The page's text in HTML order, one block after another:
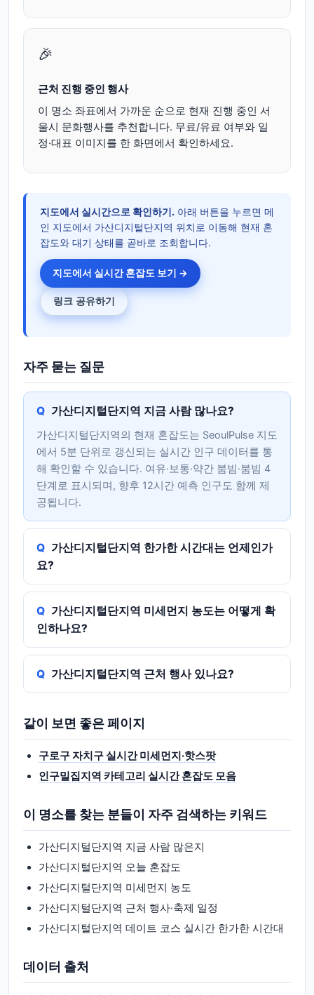
🎉
근처 진행 중인 행사
이 명소 좌표에서 가까운 순으로 현재 진행 중인 서
울시 문화행사를 추천합니다. 무료/유료 여부와 일
정·대표 이미지를 한 화면에서 확인하세요.
지도에서 실시간으로 확인하기. 아래 버튼을 누르면 메
인 지도에서 가산디지털단지역 위치로 이동해 현재 혼
잡도와 대기 상태를 곧바로 조회합니다.
지도에서 실시간 혼잡도 보기 →
링크 공유하기
자주 묻는 질문
가산디지털단지역 지금 사람 많나요?
가산디지털단지역의 현재 혼잡도는 SeoulPulse 지도
에서 5분 단위로 갱신되는 실시간 인구 데이터를 통
해 확인할 수 있습니다. 여유·보통·약간 붐빔·붐빔 4
단계로 표시되며, 향후 12시간 예측 인구도 함께 제
공됩니다.
가산디지털단지역 한가한 시간대는 언제인가
요?
가산디지털단지역 미세먼지 농도는 어떻게 확
인하나요?
가산디지털단지역 근처 행사 있나요?
같이 보면 좋은 페이지
구로구 자치구 실시간 미세먼지·핫스팟
인구밀집지역 카테고리 실시간 혼잡도 모음
이 명소를 찾는 분들이 자주 검색하는 키워드
가산디지털단지역 지금 사람 많은지
가산디지털단지역 오늘 혼잡도
가산디지털단지역 미세먼지 농도
가산디지털단지역 근처 행사·축제 일정
가산디지털단지역 데이트 코스 실시간 한가한 시간대
데이터 출처